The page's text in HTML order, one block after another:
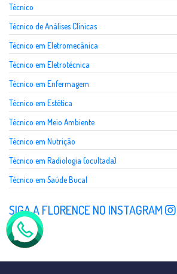
Técnico
Técnico de Análises Clínicas
Técnico em Eletromecânica
Técnico em Eletrotécnica
Técnico em Enfermagem
Técnico em Estética
Técnico em Meio Ambiente
Técnico em Nutrição
Técnico em Radiologia (ocultada)
Técnico em Saúde Bucal
SIGA A FLORENCE NO INSTAGRAM